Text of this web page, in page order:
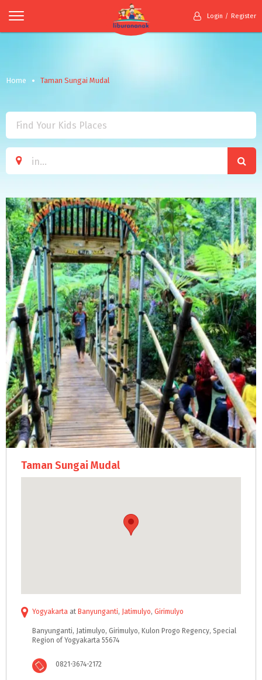
Login Register
Home Taman Sungai Mudal
Taman Sungai Mudal
Yogyakarta at Banyunganti, Jatimulyo, Girimulyo
Banyunganti, Jatimulyo, Girimulyo, Kulon Progo Regency, Special
Region of Yogyakarta 55674
0821-3674-2172